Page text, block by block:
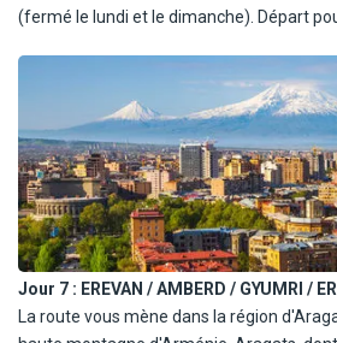
(fermé le lundi et le dimanche). Départ
Déjeuner à Garni où vous verrez la
Lavash, inscrit sur la Liste immatérielle du
l'UNESCO. Continuation pour le
(Patrimoine de l'UNESCO), situé dans
nom du monastère, Geghard, signfie
transpercé le corps du Christ crucifié.
marché artisanal de Vernissage.
Soirée libre. Nuit à Erevan.
Jour 7 : EREVAN / AMBERD / GYUMRI /
La route vous mène dans la région